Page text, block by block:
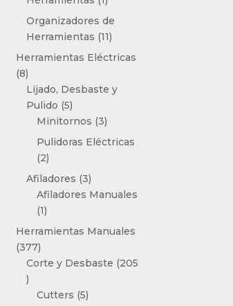
producto
Organizadores de
Herramientas 1111
productos
Herramientas Eléctricas
88
productos
Lijado, Desbaste y
Pulido 55
productos
Minitornos 33
productos
Pulidoras Eléctricas
22
productos
Afiladores 33
productos
Afiladores Manuales
11
producto
Herramientas Manuales
377377
productos
Corte y Desbaste
205
205
productos
Cutters 55